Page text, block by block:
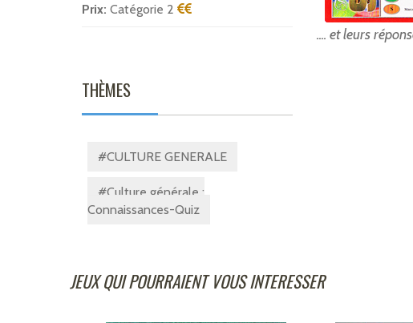
Prix: Catégorie 2
THÈMES
#CULTURE GENERALE
#Culture générale :
Connaissances-Quiz
.... et leurs
JEUX QUI POURRAIENT VOUS INTERESSER